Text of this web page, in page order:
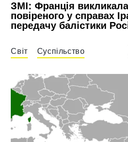
ЗМІ: Франція
повіреного у справах
передачу балістики
Світ Суспільство